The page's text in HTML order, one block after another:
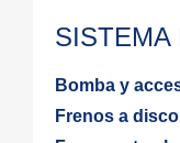
SISTEMA
Bomba y
Frenos a disco